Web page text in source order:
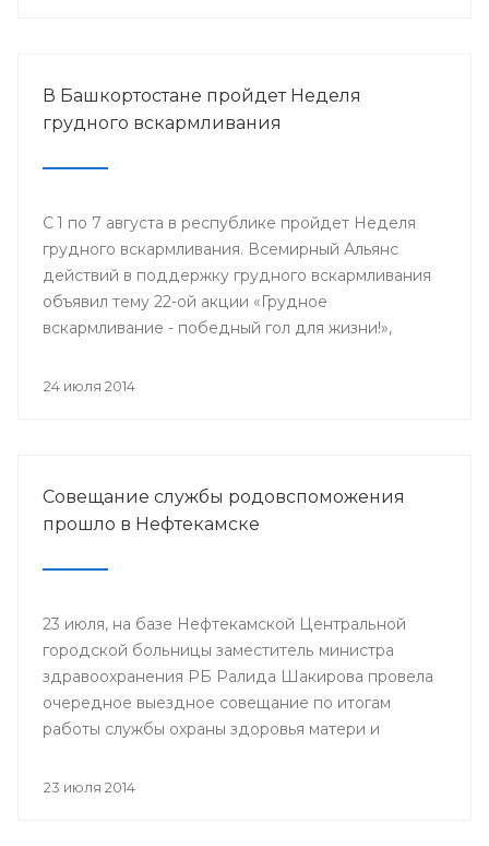
В Башкортостане пройдет Неделя
грудного вскармливания
С 1 по 7 августа в республике пройдет Неделя
грудного вскармливания. Всемирный Альянс
действий в поддержку грудного вскармливания
объявил тему 22-ой акции «Грудное
вскармливание - победный гол для жизни!»,
мира по футболу.
24 июля 2014
Совещание службы родовспоможения
прошло в Нефтекамске
23 июля, на базе Нефтекамской Центральной
городской больницы заместитель министра
здравоохранения РБ Ралида Шакирова провела
очередное выездное совещание по итогам
работы службы охраны здоровья матери и
организациями, курируемыми отделом
23 июля 2014